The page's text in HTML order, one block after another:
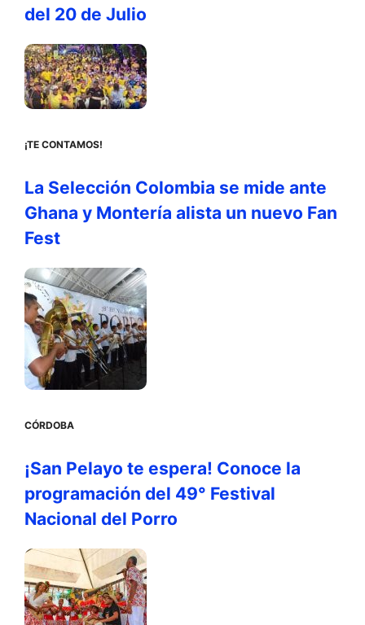
del 20 de Julio
¡TE CONTAMOS!
La Selección Colombia se mide ante
Ghana y Montería alista un nuevo Fan
Fest
CÓRDOBA
¡San Pelayo te espera! Conoce la
programación del 49° Festival
Nacional del Porro